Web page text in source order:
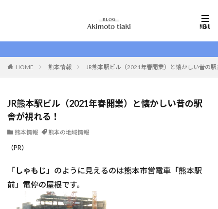
HOME 熊本情報 JR熊本駅ビル（2021年春開業）と懐かしい昔の
JR熊本駅ビル（2021年春開業）と懐かしい昔の駅
舎が視れる！
熊本情報 熊本の地域情報
（PR）
「しゃもじ 」のように見えるのは熊本市営電車「熊本駅
前」電停の屋根です。